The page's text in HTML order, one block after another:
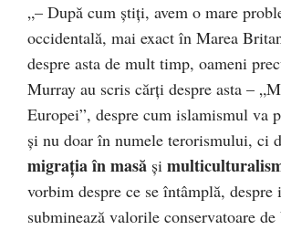
„– După cum știți, avem o mare
occidentală, mai exact în Marea
despre asta de mult timp, oameni
Murray au scris cărți despre asta –
Europei”, despre cum islamismul va
și nu doar în numele terorismului, ci
migrația în masă și
vorbim despre ce se întâmplă, despre
subminează valorile conservatoare